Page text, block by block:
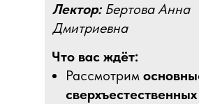
Что вас ждёт:
Рассмотрим
Лектор:Бертова Анна
Дмитриевна